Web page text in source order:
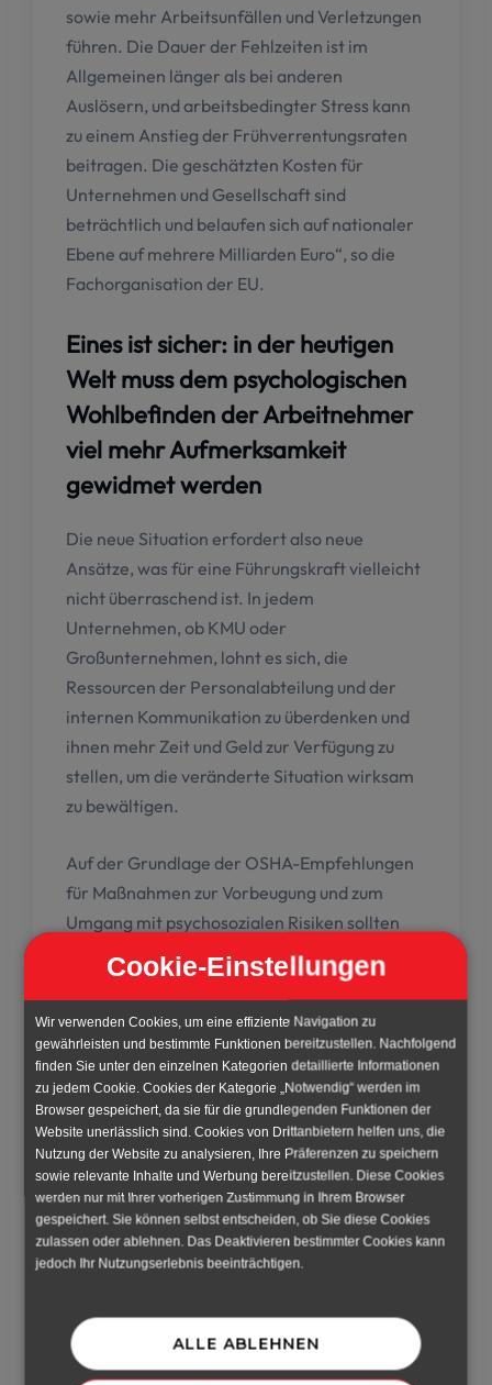
Cookie-Einstellungen
Wir verwenden Cookies, um eine effiziente Navigation zu
gewährleisten und bestimmte Funktionen bereitzustellen. Nachfolgend
finden Sie unter den einzelnen Kategorien detaillierte Informationen
zu jedem Cookie. Cookies der Kategorie „Notwendig“ werden im
Browser gespeichert, da sie für die grundlegenden Funktionen der
Website unerlässlich sind. Cookies von Drittanbietern helfen uns, die
Nutzung der Website zu analysieren, Ihre Präferenzen zu speichern
sowie relevante Inhalte und Werbung bereitzustellen. Diese Cookies
werden nur mit Ihrer vorherigen Zustimmung in Ihrem Browser
gespeichert. Sie können selbst entscheiden, ob Sie diese Cookies
zulassen oder ablehnen. Das Deaktivieren bestimmter Cookies kann
jedoch Ihr Nutzungserlebnis beeinträchtigen.
ALLE ABLEHNEN
sowie mehr Arbeitsunfällen und Verletzungen
führen. Die Dauer der Fehlzeiten ist im
Allgemeinen länger als bei anderen
Auslösern, und arbeitsbedingter Stress kann
zu einem Anstieg der Frühverrentungsraten
beitragen. Die geschätzten Kosten für
Unternehmen und Gesellschaft sind
beträchtlich und belaufen sich auf nationaler
Ebene auf mehrere Milliarden Euro“, so die
Fachorganisation der EU.
Eines ist sicher: in der heutigen
Welt muss dem psychologischen
Wohlbefinden der Arbeitnehmer
viel mehr Aufmerksamkeit
gewidmet werden
Die neue Situation erfordert also neue
Ansätze, was für eine Führungskraft vielleicht
nicht überraschend ist. In jedem
Unternehmen, ob KMU oder
Großunternehmen, lohnt es sich, die
Ressourcen der Personalabteilung und der
internen Kommunikation zu überdenken und
ihnen mehr Zeit und Geld zur Verfügung zu
stellen, um die veränderte Situation wirksam
zu bewältigen.
Auf der Grundlage der OSHA-Empfehlungen
für Maßnahmen zur Vorbeugung und zum
Umgang mit psychosozialen Risiken sollten
folgende Maßnahmen erwogen und
umgesetzt werden:
Umstrukturierung des Arbeitsplatzes
und der Organisation, in einem
angemessenen Umfang;
Einführung von
Gesundheitsprogrammen: Ernährung,
Gesundheitsuntersuchungen,
Programme für körperliche Betätigung;
Programme für die Gemeinschaft, die
Arbeitskollektive: nicht so sehr
Teambuilding-Veranstaltungen, sondern
eher informelle Programme für den